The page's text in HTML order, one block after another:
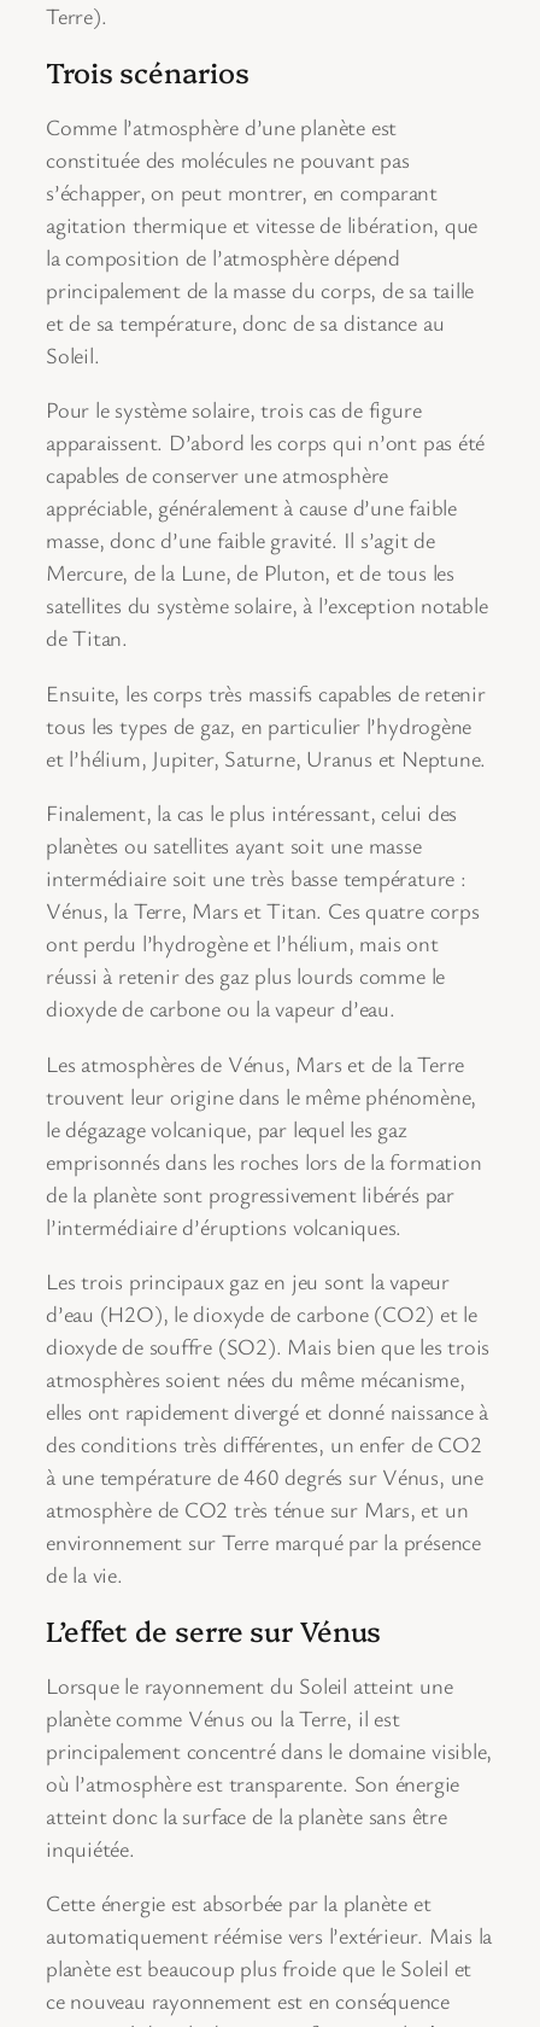
Terre).
Trois scénarios
Comme l’atmosphère d’une planète est
constituée des molécules ne pouvant pas
s’échapper, on peut montrer, en comparant
agitation thermique et vitesse de libération, que
la composition de l’atmosphère dépend
principalement de la masse du corps, de sa taille
et de sa température, donc de sa distance au
Soleil.
Pour le système solaire, trois cas de figure
apparaissent. D’abord les corps qui n’ont pas été
capables de conserver une atmosphère
appréciable, généralement à cause d’une faible
masse, donc d’une faible gravité. Il s’agit de
Mercure, de la Lune, de Pluton, et de tous les
satellites du système solaire, à l’exception notable
de Titan.
Ensuite, les corps très massifs capables de retenir
tous les types de gaz, en particulier l’hydrogène
et l’hélium, Jupiter, Saturne, Uranus et Neptune.
Finalement, la cas le plus intéressant, celui des
planètes ou satellites ayant soit une masse
intermédiaire soit une très basse température :
Vénus, la Terre, Mars et Titan. Ces quatre corps
ont perdu l’hydrogène et l’hélium, mais ont
réussi à retenir des gaz plus lourds comme le
dioxyde de carbone ou la vapeur d’eau.
Les atmosphères de Vénus, Mars et de la Terre
trouvent leur origine dans le même phénomène,
le dégazage volcanique, par lequel les gaz
emprisonnés dans les roches lors de la formation
de la planète sont progressivement libérés par
l’intermédiaire d’éruptions volcaniques.
Les trois principaux gaz en jeu sont la vapeur
d’eau (H2O), le dioxyde de carbone (CO2) et le
dioxyde de souffre (SO2). Mais bien que les trois
atmosphères soient nées du même mécanisme,
elles ont rapidement divergé et donné naissance à
des conditions très différentes, un enfer de CO2
à une température de 460 degrés sur Vénus, une
atmosphère de CO2 très ténue sur Mars, et un
environnement sur Terre marqué par la présence
de la vie.
L’effet de serre sur Vénus
Lorsque le rayonnement du Soleil atteint une
planète comme Vénus ou la Terre, il est
principalement concentré dans le domaine visible,
où l’atmosphère est transparente. Son énergie
atteint donc la surface de la planète sans être
inquiétée.
Cette énergie est absorbée par la planète et
automatiquement réémise vers l’extérieur. Mais la
planète est beaucoup plus froide que le Soleil et
ce nouveau rayonnement est en conséquence